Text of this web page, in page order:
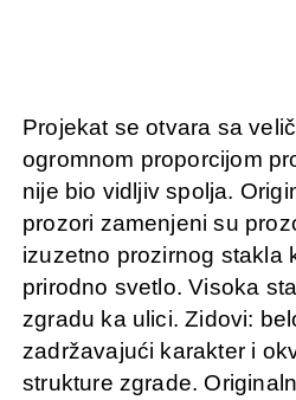
Projekat se otvara sa
ogromnom proporcijom
nije bio vidljiv spolja.
prozori zamenjeni su
izuzetno prozirnog stakla
prirodno svetlo. Visoka
zgradu ka ulici. Zidovi:
zadržavajući karakter i
strukture zgrade.